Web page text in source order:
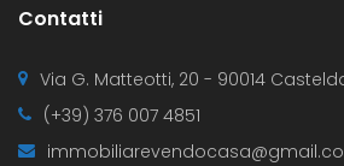
Contatti
Via G. Matteotti, 20 - 90014
(+39) 376 007 4851